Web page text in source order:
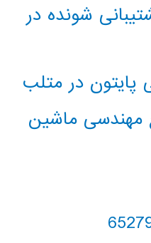
شونده در
پایتون در متلب
مهندسی ماشین